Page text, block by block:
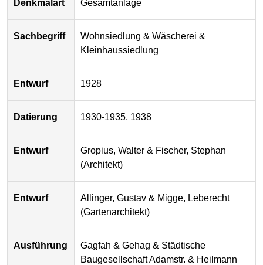
Denkmalart Gesamtanlage
Sachbegriff
Wohnsiedlung & Wäscherei &
Kleinhaussiedlung
Entwurf 1928
Datierung 1930-1935, 1938
Entwurf
Gropius, Walter & Fischer, Stephan
(Architekt)
Entwurf
Allinger, Gustav & Migge, Leberecht
(Gartenarchitekt)
Ausführung
Gagfah & Gehag & Städtische
Baugesellschaft Adamstr. & Heilmann